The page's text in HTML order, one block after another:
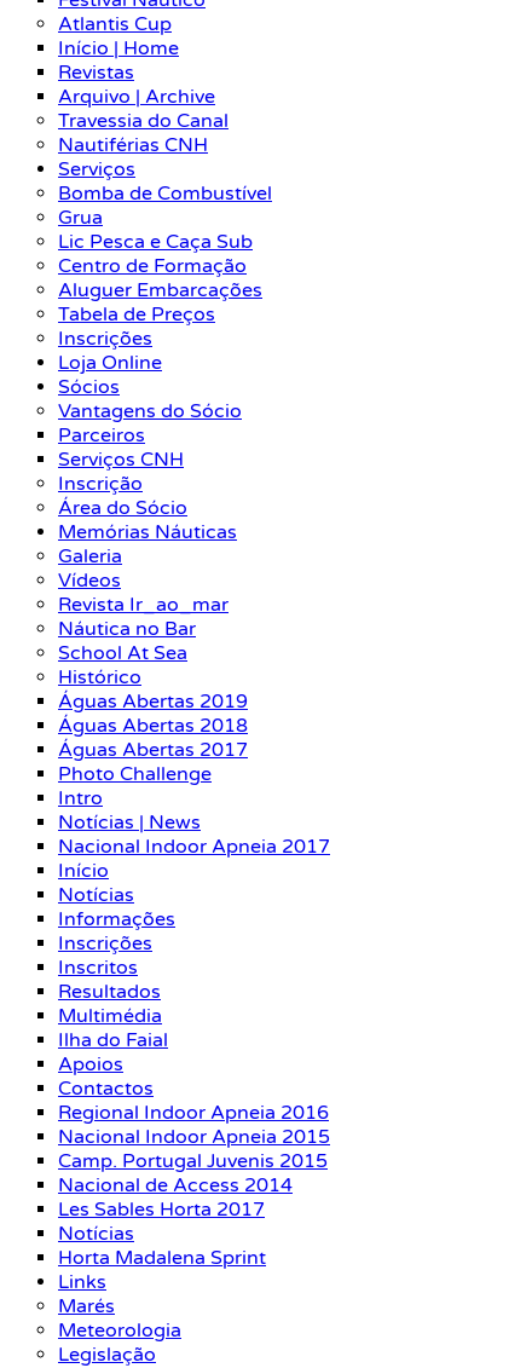
Atlantis Cup
Início | Home
Revistas
Arquivo | Archive
Travessia do Canal
Nautiférias CNH
Serviços
Bomba de Combustível
Grua
Lic Pesca e Caça Sub
Centro de Formação
Aluguer Embarcações
Tabela de Preços
Inscrições
Loja Online
Sócios
Vantagens do Sócio
Parceiros
Serviços CNH
Inscrição
Área do Sócio
Memórias Náuticas
Galeria
Vídeos
Revista Ir_ao_mar
Náutica no Bar
School At Sea
Histórico
Águas Abertas 2019
Águas Abertas 2018
Águas Abertas 2017
Photo Challenge
Intro
Notícias | News
Nacional Indoor Apneia 2017
Início
Notícias
Informações
Inscrições
Inscritos
Resultados
Multimédia
Ilha do Faial
Apoios
Contactos
Regional Indoor Apneia 2016
Nacional Indoor Apneia 2015
Camp. Portugal Juvenis 2015
Nacional de Access 2014
Les Sables Horta 2017
Notícias
Horta Madalena Sprint
Links
Marés
Meteorologia
Legislação